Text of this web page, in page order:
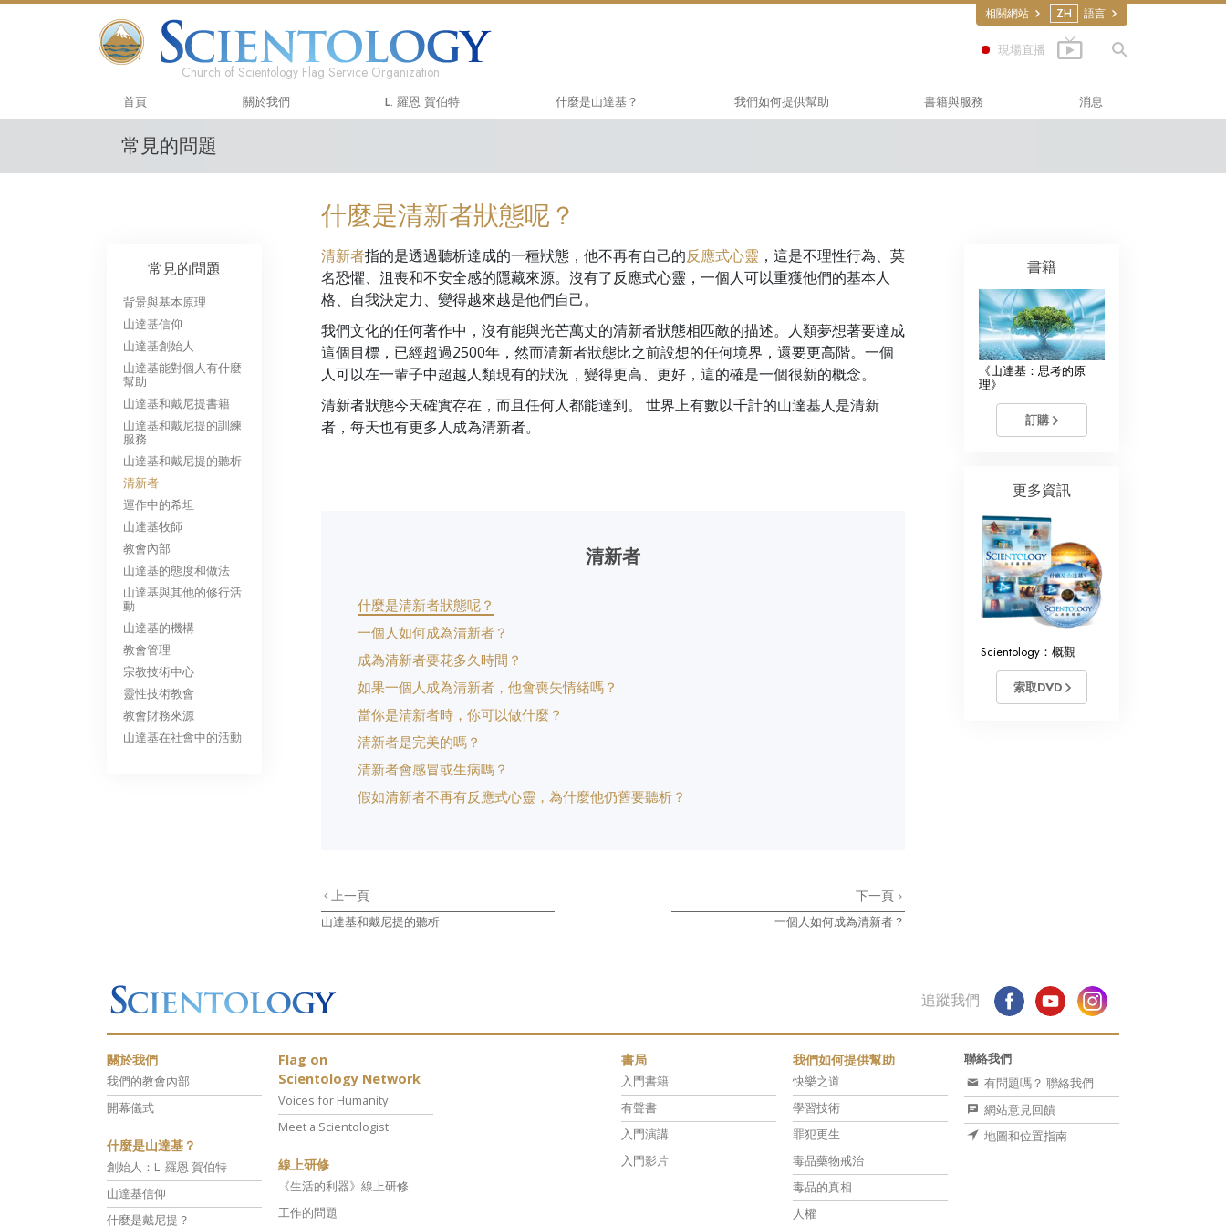
相關網站 ZH 語言
Church of Scientology Flag Service Organization
現場直播
首頁 關於我們 L. 羅恩 賀伯特 什麼是山達基？
山達基人談山達基
與山達基人見面
教會內部
戴尼提簡介
愛與恨：
什麼是偉大？
我們如何提供幫助
那可拿
毒品的真相
公民人權委員會
山達基志願牧師
書籍與服務
入門影片
入門服務
消息
常見的問題
什麼是清新者狀態呢？
清新者指的是透過聽析達成的一種狀態，他不再有自己的反應式心靈 ，這是不理性行為、莫
名恐懼、沮喪和不安全感的隱藏來源。沒有了反應式心靈，一個人可以重獲他們的基本人
格、自我決定力、變得越來越是他們自己。
我們文化的任何著作中，沒有能與光芒萬丈的清新者狀態相匹敵的描述。人類夢想著要達成
這個目標，已經超過2500年，然而清新者狀態比之前設想的任何境界，還要更高階。一個
人可以在一輩子中超越人類現有的狀況，變得更高、更好，這的確是一個很新的概念。
清新者狀態今天確實存在，而且任何人都能達到。 世界上有數以千計的山達基人是清新
者，每天也有更多人成為清新者。
清新者
什麼是清新者狀態呢？
一個人如何成為清新者？
成為清新者要花多久時間？
如果一個人成為清新者，他會喪失情緒嗎？
當你是清新者時，你可以做什麼？
清新者是完美的嗎？
清新者會感冒或生病嗎？
假如清新者不再有反應式心靈，為什麼他仍舊要聽析？
上一頁
山達基和戴尼提的聽析
下一頁
一個人如何成為清新者？
常見的問題
背景與基本原理
山達基信仰
山達基創始人
山達基能對個人有什麼
幫助
山達基和戴尼提書籍
山達基和戴尼提的訓練
服務
山達基和戴尼提的聽析
清新者
運作中的希坦
山達基牧師
教會內部
山達基的態度和做法
山達基與其他的修行活
動
山達基的機構
教會管理
宗教技術中心
靈性技術教會
教會財務來源
山達基在社會中的活動
書籍
《山達基：思考的原
理》
訂購
更多資訊
Scientology：概觀
索取DVD
追蹤我們
關於我們
我們的教會內部
開幕儀式
什麼是山達基？
創始人：L. 羅恩 賀伯特
山達基信仰
什麼是戴尼提？
Flag on
Scientology Network
Voices for Humanity
Meet a Scientologist
線上研修
《生活的利器》線上研修
工作的問題
書局
入門書籍
有聲書
入門演講
入門影片
我們如何提供幫助
快樂之道
學習技術
罪犯更生
毒品藥物戒治
毒品的真相
人權
聯絡我們
有問題嗎？ 聯絡我們
網站意見回饋
地圖和位置指南